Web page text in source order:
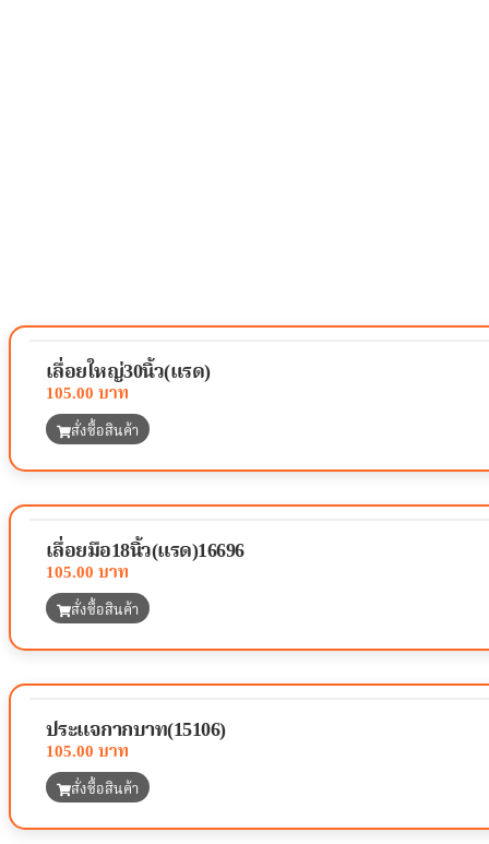
เลื่อยใหญ่30นิ้ว(แรด)
105.00
สั่งซื้อสินค้า
เลื่อยมือ18นิ้ว(แรด)16696
105.00
สั่งซื้อสินค้า
ประแจกากบาท(15106)
105.00
สั่งซื้อสินค้า